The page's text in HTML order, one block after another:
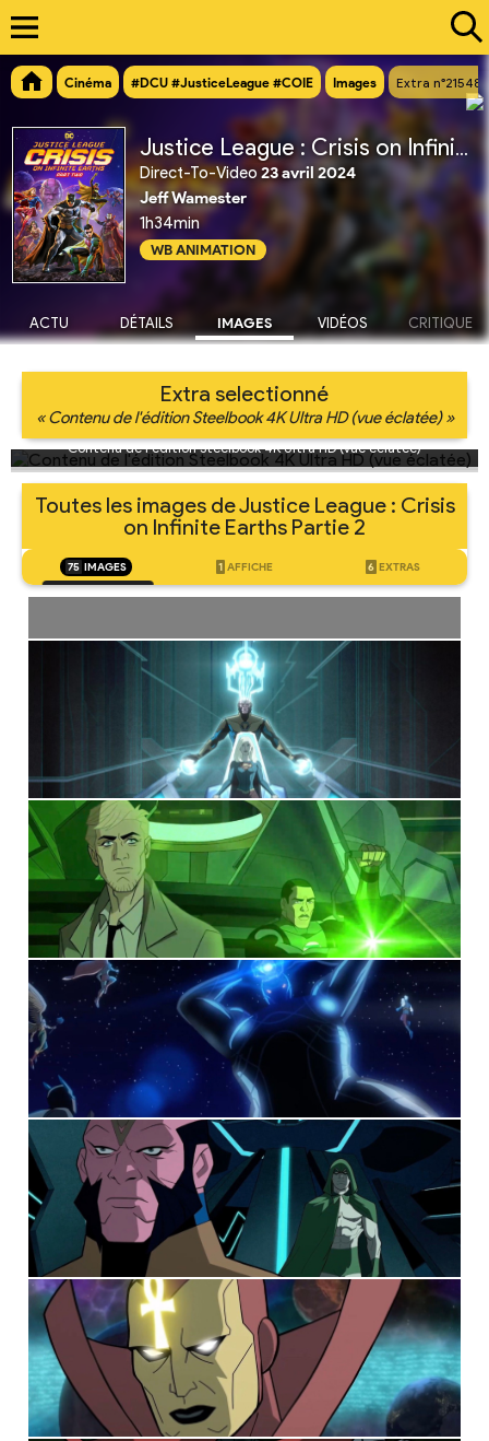
Cinéma #DCU #JusticeLeague #COIE Images Extra n°21548
Justice League : Crisis on Infinite Earths Partie 2
Direct-To-Video 23 avril 2024
Jeff Wamester
1h34min
WB ANIMATION
ACTU DÉTAILS IMAGES VIDÉOS CRITIQUE
Extra selectionné
« Contenu de l'édition Steelbook 4K Ultra HD (vue éclatée) »
Contenu de l'édition Steelbook 4K Ultra HD (vue éclatée)
Toutes les images de Justice League : Crisis
on Infinite Earths Partie 2
75 IMAGES 1 AFFICHE 6 EXTRAS